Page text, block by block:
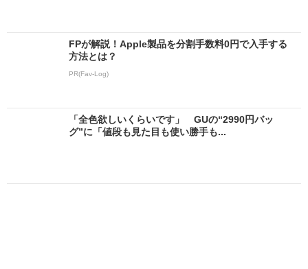
FPが解説！Apple製品を分割手数料0円で入手する
方法とは？
PR(Fav-Log)
「全色欲しいくらいです」 GUの“2990円バッ
グ”に「値段も見た目も使い勝手も...